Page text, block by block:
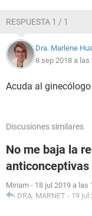
RESPUESTA 1 / 1
Dra. Marlene
8 sep 2018 a las
Acuda al
Discusiones similares
No me baja la
anticonceptivas
Miriam - 18 jul 2019 a las
DRA. MARNET - 19 jul